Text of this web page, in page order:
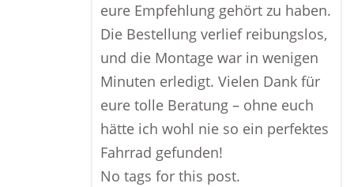
eure Empfehlung gehört zu haben.
Die Bestellung verlief reibungslos,
und die Montage war in wenigen
Minuten erledigt. Vielen Dank für
eure tolle Beratung – ohne euch
hätte ich wohl nie so ein perfektes
Fahrrad gefunden!
No tags for this post.